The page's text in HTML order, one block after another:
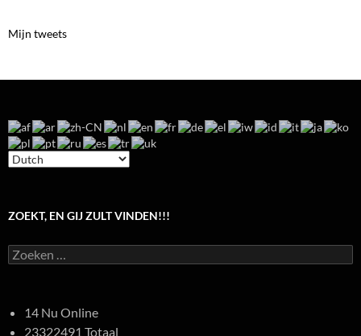
Mijn tweets
ZOEKT, EN GIJ ZULT VINDEN!!!
Zoeken
naar:
14 Nu Online
23322491 Totaal